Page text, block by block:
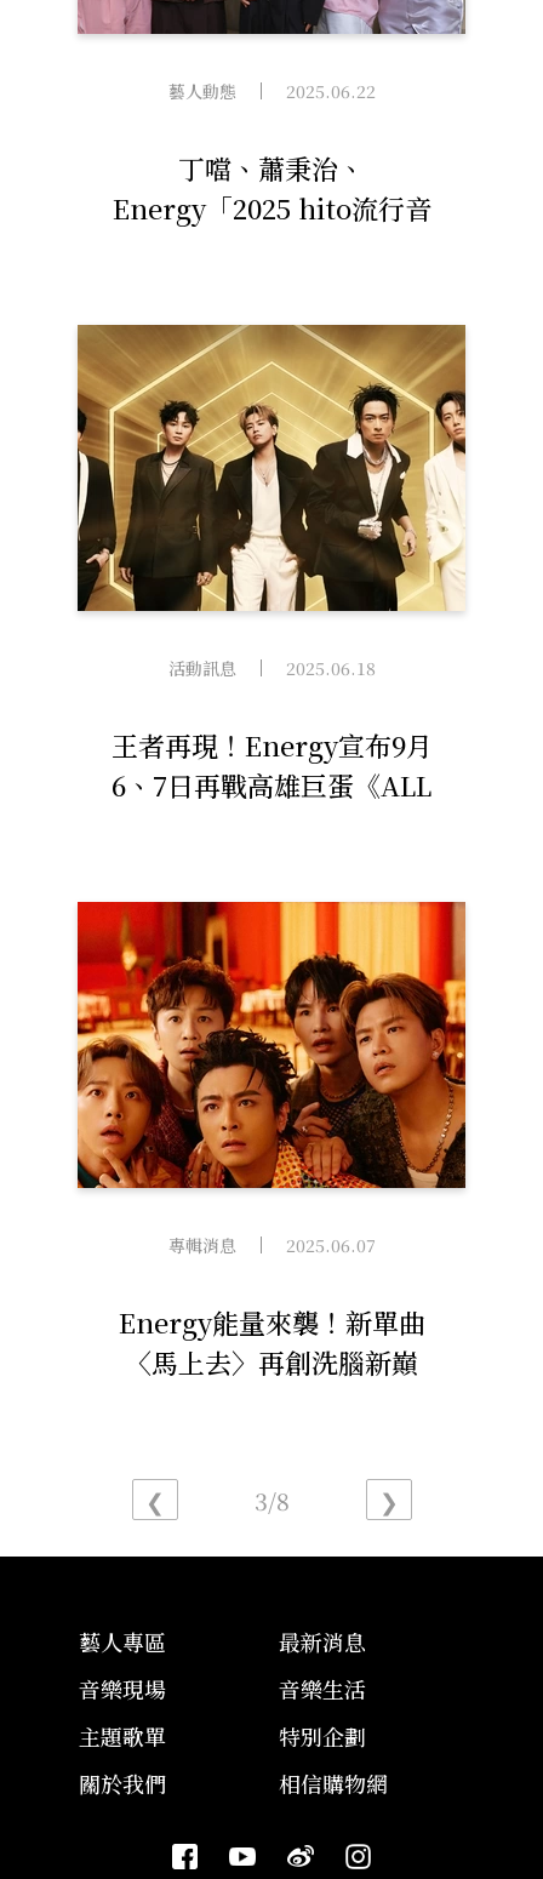
藝人動態
丁噹、蕭秉治、
Energy「2025 hito流行音
2025.06.22
活動訊息
王者再現！Energy宣布9月
6、7日再戰高雄巨蛋《ALL
官更震撼
2025.06.18
專輯消息
Energy能量來襲！新單曲
〈馬上去〉再創洗腦新巔
2025.06.07
❮ 3/8 ❯
藝人專區
最新消息
音樂現場
音樂生活
主題歌單
特別企劃
關於我們
相信購物網